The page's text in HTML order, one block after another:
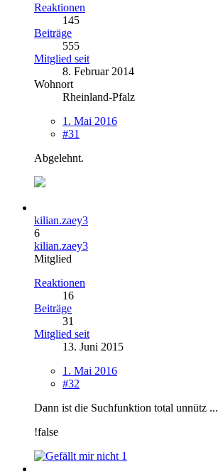
Reaktionen
145
Beiträge
555
Mitglied seit
8. Februar 2014
Wohnort
Rheinland-Pfalz
1. Mai 2016
#31
Abgelehnt.
kilian.zaey3
6
kilian.zaey3
Mitglied
Reaktionen
16
Beiträge
31
Mitglied seit
13. Juni 2015
1. Mai 2016
#32
Dann ist die Suchfunktion total unnütz ...
!false
1